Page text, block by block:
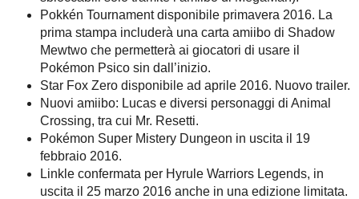
Pokkén Tournament disponibile primavera 2016. La
prima stampa includerà una carta amiibo di Shadow
Mewtwo che permetterà ai giocatori di usare il
Pokémon Psico sin dall’inizio.
Star Fox Zero disponibile ad aprile 2016. Nuovo trailer.
Nuovi amiibo: Lucas e diversi personaggi di Animal
Crossing, tra cui Mr. Resetti.
Pokémon Super Mistery Dungeon in uscita il 19
febbraio 2016.
Linkle confermata per Hyrule Warriors Legends, in
uscita il 25 marzo 2016 anche in una edizione limitata.